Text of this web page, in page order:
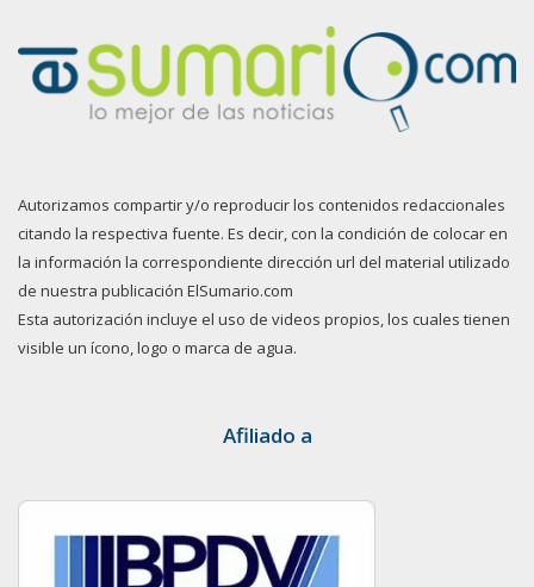
Autorizamos compartir y/o reproducir los contenidos redaccionales
citando la respectiva fuente. Es decir, con la condición de colocar en
la información la correspondiente dirección url del material utilizado
de nuestra publicación ElSumario.com
Esta autorización incluye el uso de videos propios, los cuales tienen
visible un ícono, logo o marca de agua.
Afiliado a